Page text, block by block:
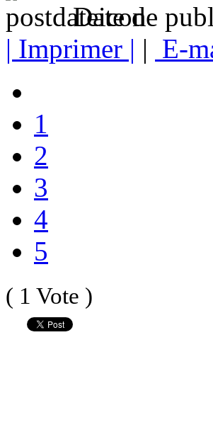
Date de
| Imprimer | | E-
1
2
3
4
5
( 1 Vote )